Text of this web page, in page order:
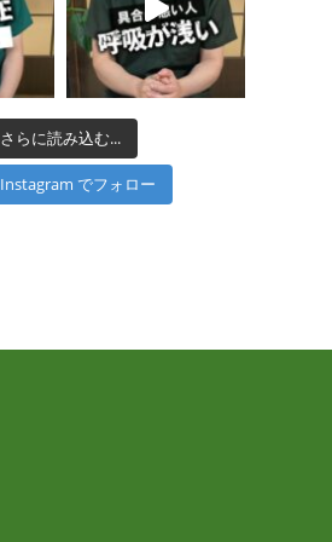
さらに読み込む...
Instagram でフォロー